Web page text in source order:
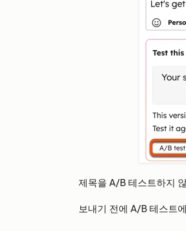
제목을 A/B 테스트하지
보내기 전에 A/B 테스트